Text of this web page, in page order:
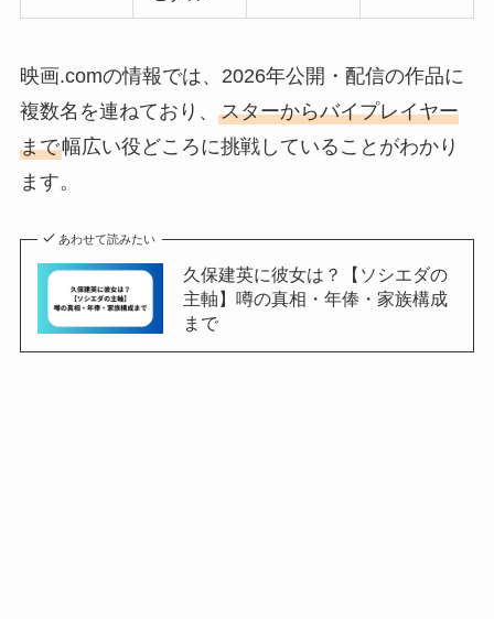
映画.comの情報では、2026年公開・配信の作品に
複数名を連ねており、 スターからバイプレイヤー
まで幅広い役どころに挑戦していることがわかり
ます。
あわせて読みたい
久保建英に彼女は？【ソシエダの
主軸】噂の真相・年俸・家族構成
まで